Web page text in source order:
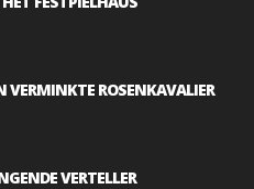
VERMINKTE ROSENKAVALIER
VERTELLER